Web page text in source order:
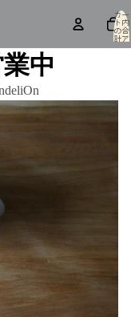
カー
ト内
の合
計ア
イテ
中